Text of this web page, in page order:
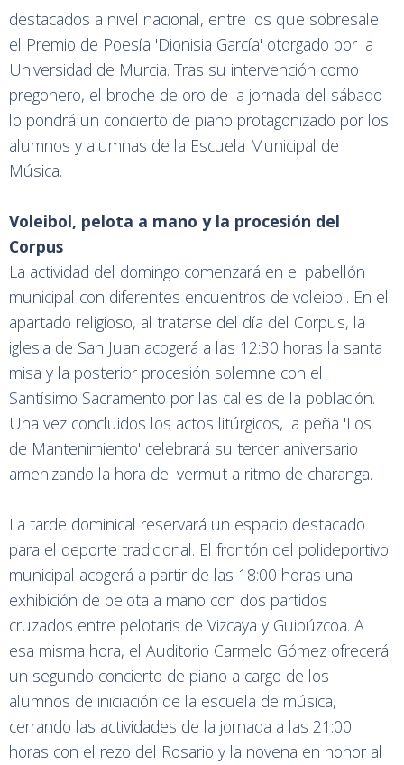
destacados a nivel nacional, entre los que sobresale
el Premio de Poesía 'Dionisia García' otorgado por la
Universidad de Murcia. Tras su intervención como
pregonero, el broche de oro de la jornada del sábado
lo pondrá un concierto de piano protagonizado por los
alumnos y alumnas de la Escuela Municipal de
Música.
Voleibol, pelota a mano y la procesión del
Corpus
La actividad del domingo comenzará en el pabellón
municipal con diferentes encuentros de voleibol. En el
apartado religioso, al tratarse del día del Corpus, la
iglesia de San Juan acogerá a las 12:30 horas la santa
misa y la posterior procesión solemne con el
Santísimo Sacramento por las calles de la población.
Una vez concluidos los actos litúrgicos, la peña 'Los
de Mantenimiento' celebrará su tercer aniversario
amenizando la hora del vermut a ritmo de charanga.
La tarde dominical reservará un espacio destacado
para el deporte tradicional. El frontón del polideportivo
municipal acogerá a partir de las 18:00 horas una
exhibición de pelota a mano con dos partidos
cruzados entre pelotaris de Vizcaya y Guipúzcoa. A
esa misma hora, el Auditorio Carmelo Gómez ofrecerá
un segundo concierto de piano a cargo de los
alumnos de iniciación de la escuela de música,
cerrando las actividades de la jornada a las 21:00
horas con el rezo del Rosario y la novena en honor al